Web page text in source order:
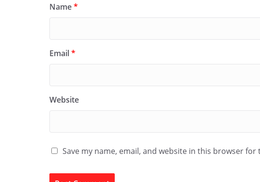
Name*
Email*
Website
Save my name, email, and website in this browser